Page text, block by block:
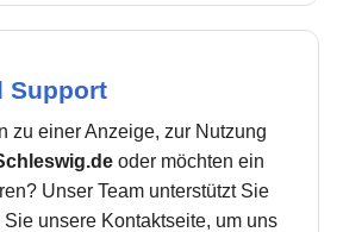
Support
zu einer Anzeige, zur Nutzung
oder möchten ein
Unser Team unterstützt Sie
unsere Kontaktseite, um uns